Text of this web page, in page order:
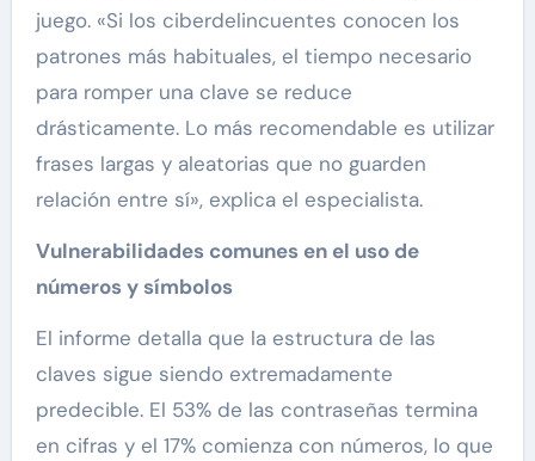
juego. «Si los ciberdelincuentes conocen los
patrones más habituales, el tiempo necesario
para romper una clave se reduce
drásticamente. Lo más recomendable es utilizar
frases largas y aleatorias que no guarden
relación entre sí», explica el especialista.
Vulnerabilidades comunes en el uso de
números y símbolos
El informe detalla que la estructura de las
claves sigue siendo extremadamente
predecible. El 53% de las contraseñas termina
en cifras y el 17% comienza con números, lo que